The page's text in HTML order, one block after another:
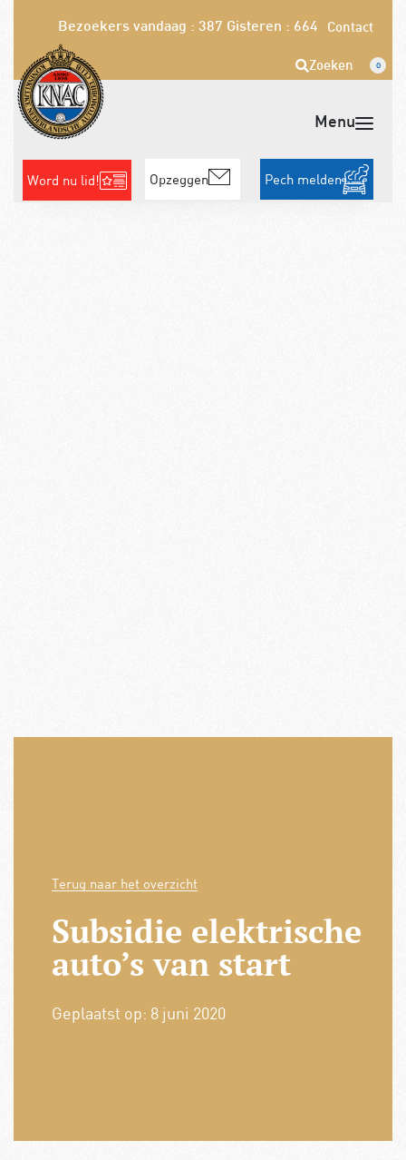
Bezoekers vandaag : 387 Gisteren : 664 Contact
Zoeken 0
Word nu lid! Opzeggen Pech melden
Terug naar het overzicht
Subsidie elektrische
auto’s van start
Geplaatst op: 8 juni 2020